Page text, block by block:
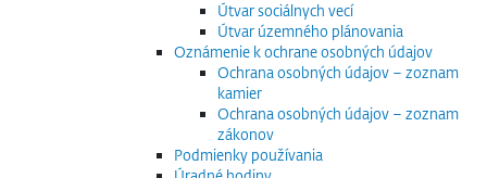
Útvar sociálnych vecí
Útvar územného plánovania
Oznámenie k ochrane osobných údajov
Ochrana osobných údajov – zoznam
kamier
Ochrana osobných údajov – zoznam
zákonov
Podmienky používania